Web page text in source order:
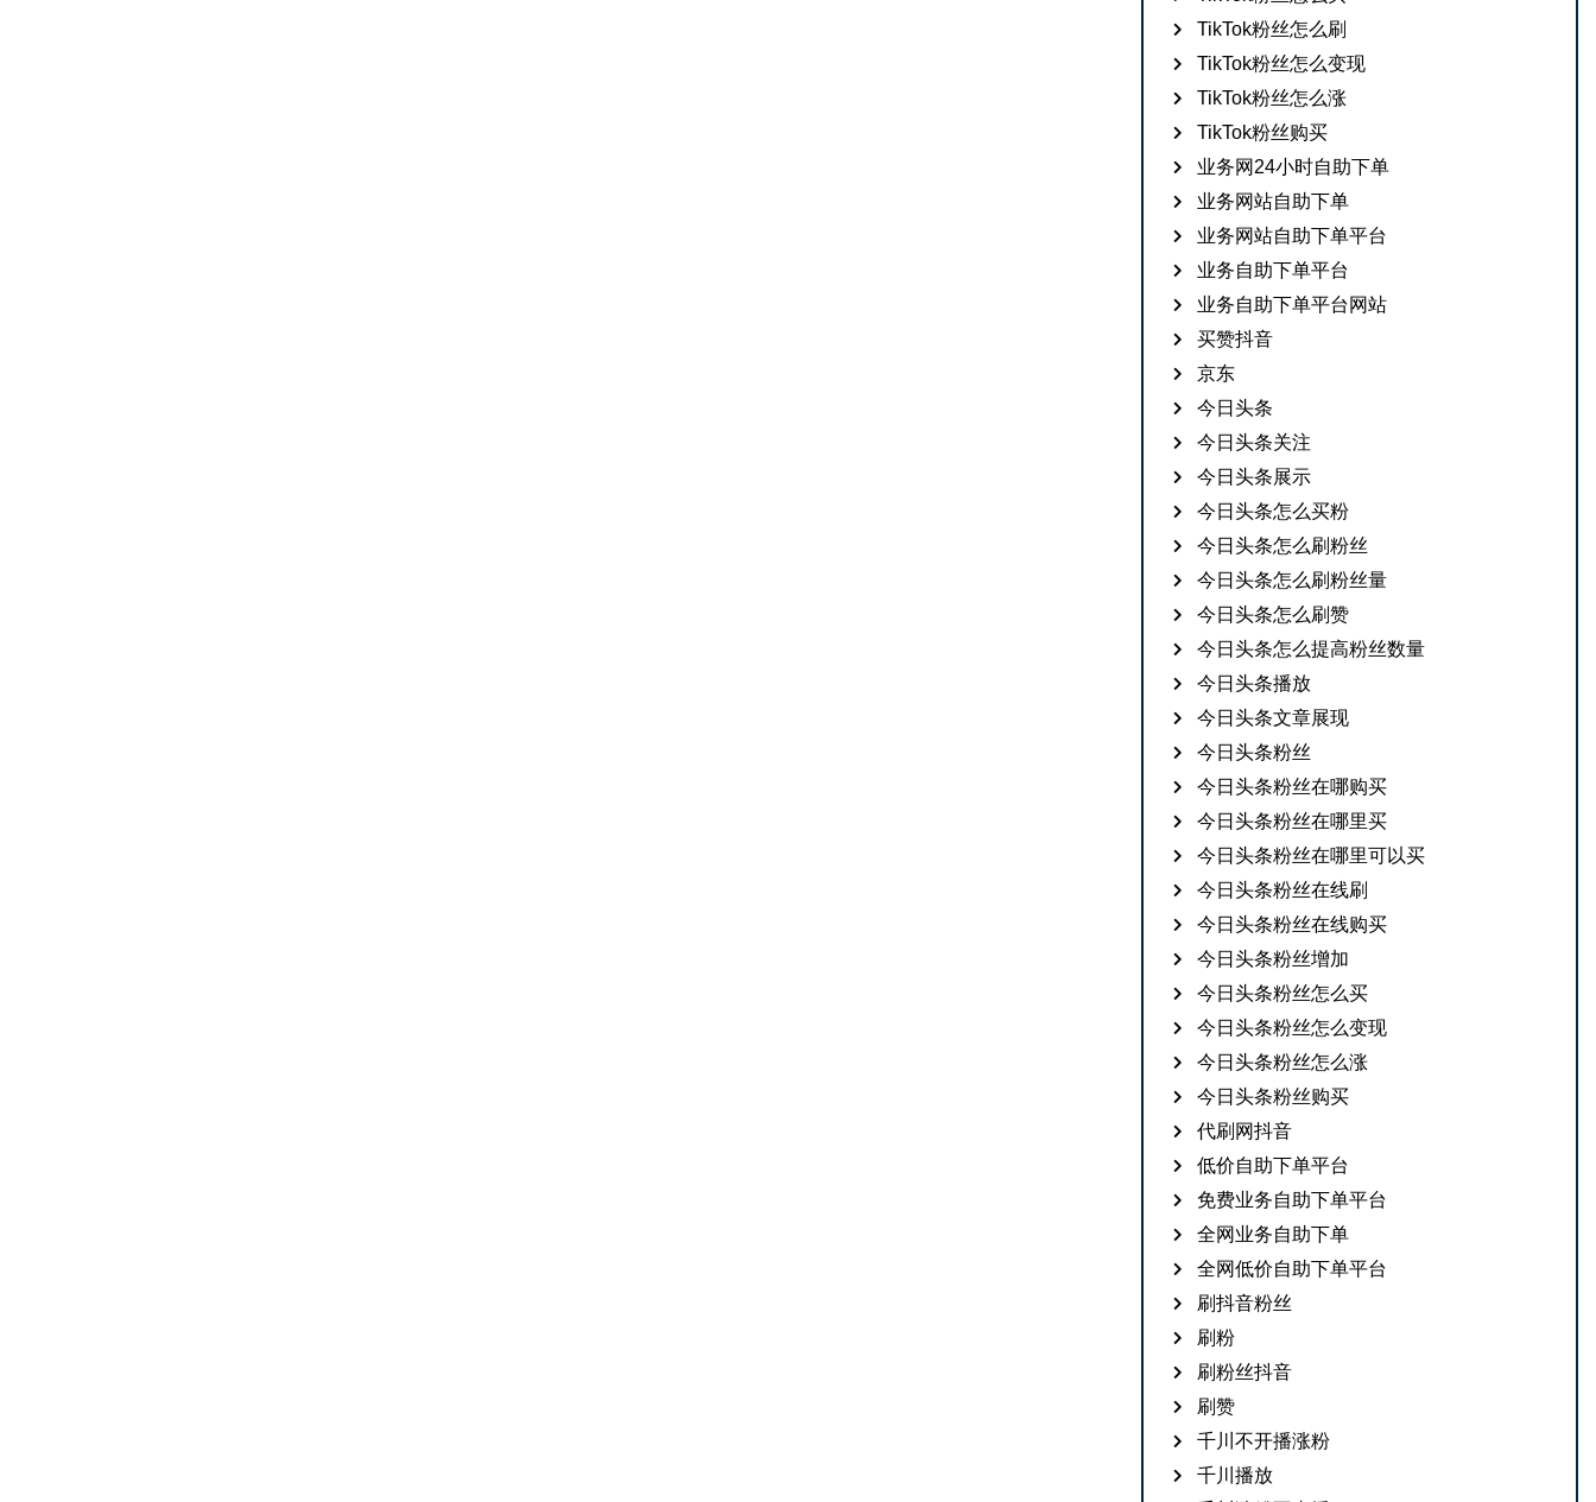
TikTok粉丝怎么刷
TikTok粉丝怎么变现
TikTok粉丝怎么涨
TikTok粉丝购买
业务网24小时自助下单
业务网站自助下单
业务网站自助下单平台
业务自助下单平台
业务自助下单平台网站
买赞抖音
京东
今日头条
今日头条关注
今日头条展示
今日头条怎么买粉
今日头条怎么刷粉丝
今日头条怎么刷粉丝量
今日头条怎么刷赞
今日头条怎么提高粉丝数量
今日头条播放
今日头条文章展现
今日头条粉丝
今日头条粉丝在哪购买
今日头条粉丝在哪里买
今日头条粉丝在哪里可以买
今日头条粉丝在线刷
今日头条粉丝在线购买
今日头条粉丝增加
今日头条粉丝怎么买
今日头条粉丝怎么变现
今日头条粉丝怎么涨
今日头条粉丝购买
代刷网抖音
低价自助下单平台
免费业务自助下单平台
全网业务自助下单
全网低价自助下单平台
刷抖音粉丝
刷粉
刷粉丝抖音
刷赞
千川不开播涨粉
千川播放